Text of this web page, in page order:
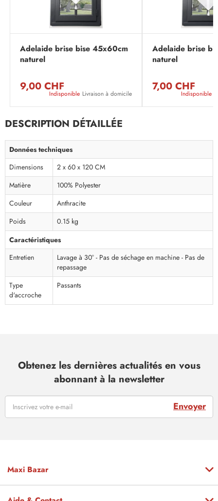
Adelaide brise bise 45x60cm
naturel
9,00 CHF
Indisponible Livraison à domicile
Adelaide brise
naturel
7,00 CHF
Indisponible
DESCRIPTION DÉTAILLÉE
Données techniques
Dimensions
2 x 60 x 120 CM
Matière
100% Polyester
Couleur
Anthracite
Poids
0.15 kg
Caractéristiques
Entretien
Lavage à 30° - Pas de séchage en machine - Pas de
repassage
Type
d'accroche
Passants
Obtenez les dernières actualités en vous
abonnant à la newsletter
Envoyer
Maxi Bazar